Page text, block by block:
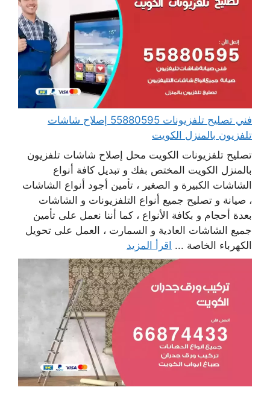
فني تصليح تلفزيونات 55880595 إصلاح شاشات
تلفزيون بالمنزل الكويت
تصليح تلفزيونات الكويت محل إصلاح شاشات تلفزيون
بالمنزل الكويت المختص بفك و تبديل كافة أنواع
الشاشات الكبيرة و الصغير ، تأمين أجود أنواع الشاشات
، صيانة و تصليح جميع أنواع التلفزيونات و الشاشات
بعدة أحجام و بكافة الأنواع ، كما أننا نعمل على تأمين
جميع الشاشات العادية و السمارت ، العمل على تحويل
الكهرباء الخاصة ... اقرأ المزيد